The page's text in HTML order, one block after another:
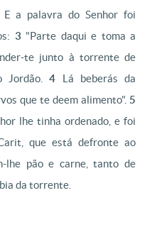
E a palavra do Senhor foi
3 "Parte daqui e toma a
te junto à torrente de
Jordão.4 Lá beberás da
que te deem alimento". 5
lhe tinha ordenado, e foi
que está defronte ao
lhe pão e carne, tanto de
da torrente.